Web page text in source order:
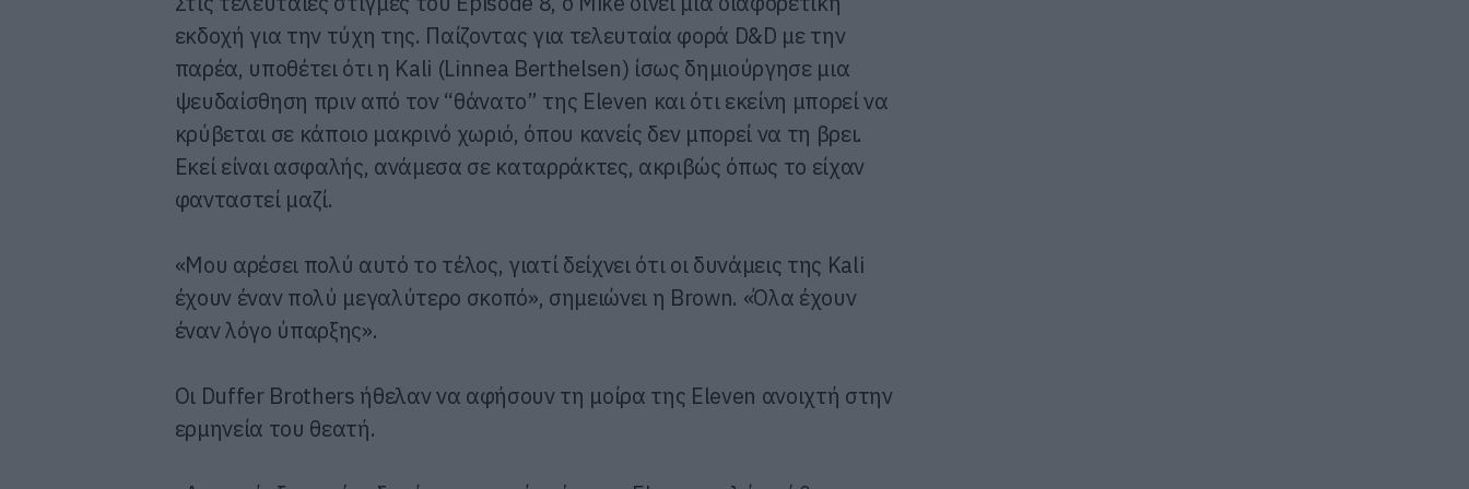
εκδοχή για την τύχη της. Παίζοντας για τελευταία φορά D&D με την
παρέα, υποθέτει ότι η Kali (Linnea Berthelsen) ίσως δημιούργησε μια
ψευδαίσθηση πριν από τον “θάνατο” της Eleven και ότι εκείνη μπορεί να
κρύβεται σε κάποιο μακρινό χωριό, όπου κανείς δεν μπορεί να τη βρει.
Εκεί είναι ασφαλής, ανάμεσα σε καταρράκτες, ακριβώς όπως το είχαν
φανταστεί μαζί.
«Μου αρέσει πολύ αυτό το τέλος, γιατί δείχνει ότι οι δυνάμεις της Kali
έχουν έναν πολύ μεγαλύτερο σκοπό», σημειώνει η Brown. «Όλα έχουν
έναν λόγο ύπαρξης».
Οι Duffer Brothers ήθελαν να αφήσουν τη μοίρα της Eleven ανοιχτή στην
ερμηνεία του θεατή.